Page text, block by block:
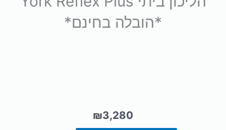
*הובלה בחינם*
₪3,280